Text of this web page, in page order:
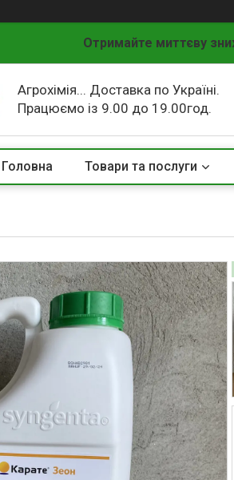
Отримайте миттєву
Агрохімія... Доставка по Україні.
Працюємо із 9.00 до 19.00год.
Головна Товари та послуги